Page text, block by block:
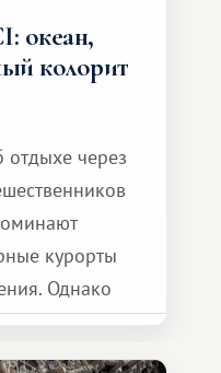
океан,
колорит
отдыхе через
курорты
Однако
системы
них есть